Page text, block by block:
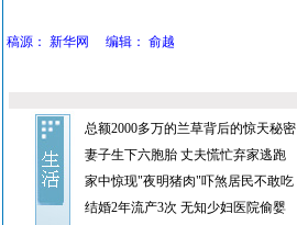
稿源： 新华网 编辑： 俞越
总额2000多万的兰草背后的惊天秘密
妻子生下六胞胎 丈夫慌忙弃家逃跑
家中惊现"夜明猪肉"吓煞居民不敢吃
结婚2年流产3次 无知少妇医院偷婴